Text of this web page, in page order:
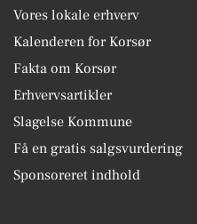
Vores lokale erhverv
Kalenderen for Korsør
Fakta om Korsør
Erhvervsartikler
Slagelse Kommune
Få en gratis salgsvurdering
Sponsoreret indhold